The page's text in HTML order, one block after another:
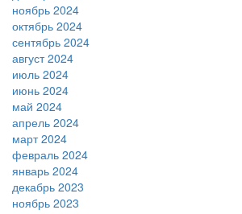
ноябрь 2024
октябрь 2024
сентябрь 2024
август 2024
июль 2024
июнь 2024
май 2024
апрель 2024
март 2024
февраль 2024
январь 2024
декабрь 2023
ноябрь 2023